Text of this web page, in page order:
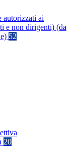
autorizzati ai
e non dirigenti) (da
52
20